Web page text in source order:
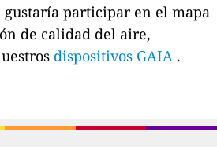
participar en el mapa
de calidad del aire,
dispositivos GAIA .